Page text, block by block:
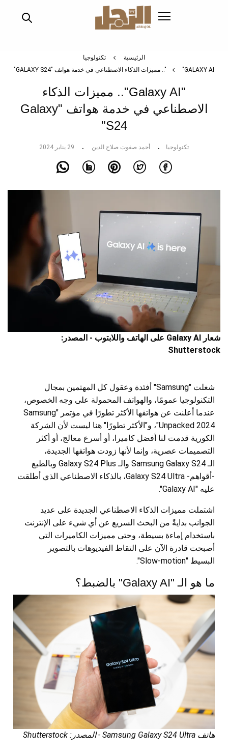
الرئيسية
تكنولوجيا
"GALAXY AI".. مميزات الذكاء الاصطناعي في خدمة هواتف "GALAXY S24"
"Galaxy AI".. مميزات الذكاء
الاصطناعي في خدمة هواتف "Galaxy
S24"
تكنولوجيا أحمد صفوت صلاح الدين 29 يناير 2024
شعار Galaxy AI على الهاتف واللابتوب - المصدر:
Shutterstock
شغلت "Samsung" أفئدة وعقول كل المهتمين بمجال
التكنولوجيا عمومًا، والهواتف المحمولة على وجه الخصوص،
عندما أعلنت عن هواتفها الأكثر تطورًا في مؤتمر "Samsung
Unpacked 2024"، و"الأكثر تطورًا" هنا ليست لأن الشركة
الكورية قدمت لنا أفضل كاميرا، أو أسرع معالج، أو أكثر
التصميمات عصرية، وإنما لأنها زودت هواتفها الجديدة،
الـ Samsung Galaxy S24 والـ Galaxy S24 Plus وبالطبع
-أقواهم- Galaxy S24 Ultra، بالذكاء الاصطناعي الذي أطلقت
عليه "Galaxy AI".
اشتملت مميزات الذكاء الاصطناعي الجديدة على عديد
الجوانب بدايةً من البحث السريع عن أي شيء على الإنترنت
باستخدام إماءة بسيطة، وحتى مميزات الكاميرات التي
أصبحت قادرة الآن على التقاط الفيديوهات بالتصوير
البسيط "Slow-motion".
ما هو الـ "Galaxy AI" بالضبط؟
هاتف Samsung Galaxy S24 Ultra - المصدر: Shutterstock